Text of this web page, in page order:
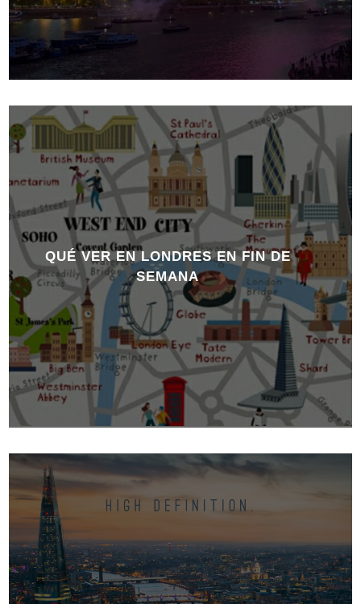
QUÉ VER EN LONDRES EN FIN DE
SEMANA